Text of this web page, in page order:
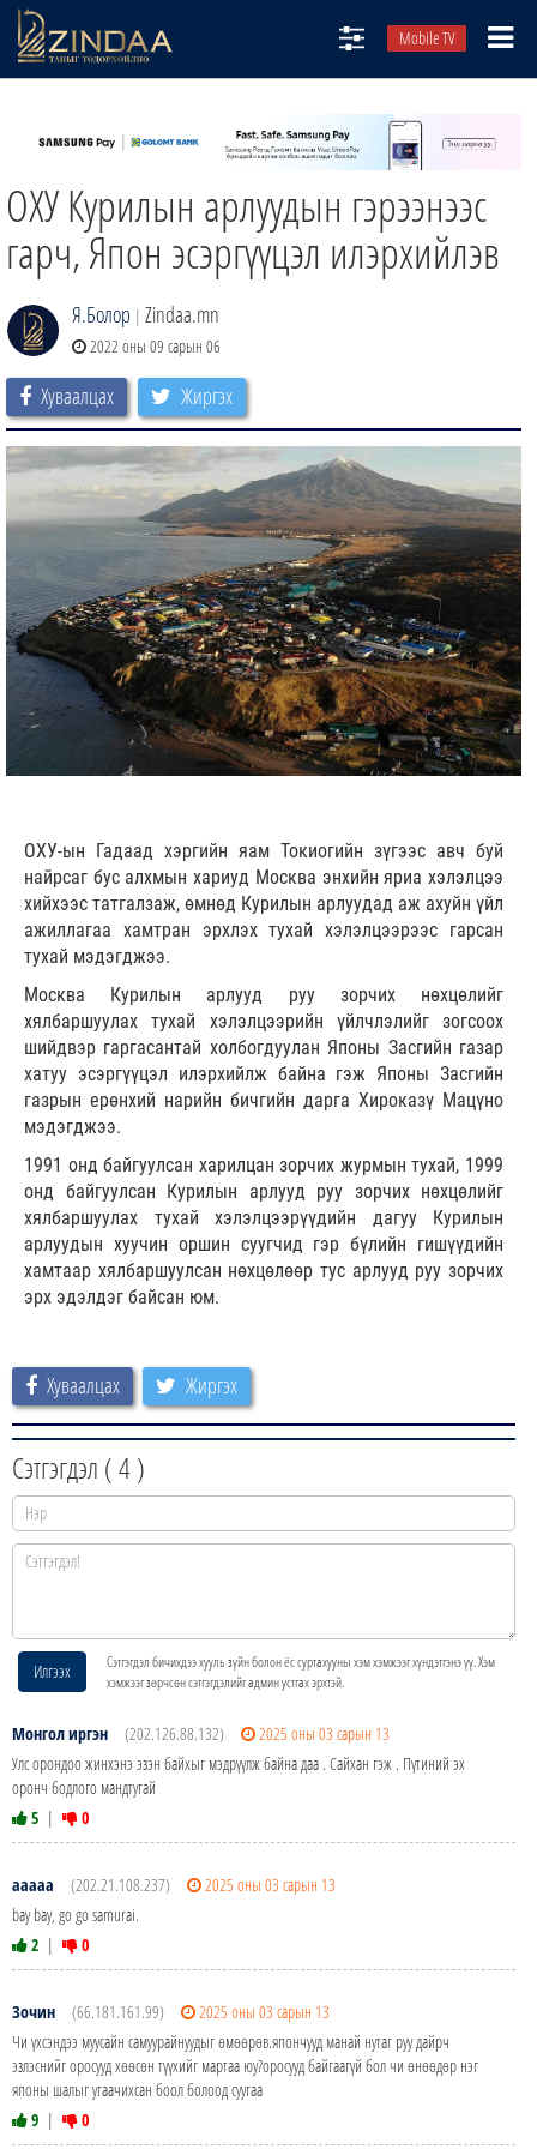
Mobile TV
ТВ8
ӨГЛӨӨНИЙ СОНИН
АУДИО ЗОХИОЛ
ЗИНДАА СЭТГҮҮЛ
ОХУ Курилын арлуудын гэрээнээс
гарч, Япон эсэргүүцэл илэрхийлэв
Я.Болор | Zindaa.mn
2022 оны 09 сарын 06
Хуваалцах Жиргэх
ОХУ-ын Гадаад хэргийн яам Токиогийн зүгээс авч буй
найрсаг бус алхмын хариуд Москва энхийн яриа хэлэлцээ
хийхээс татгалзаж, өмнөд Курилын арлуудад аж ахуйн үйл
ажиллагаа хамтран эрхлэх тухай хэлэлцээрээс гарсан
тухай мэдэгджээ.
Москва Курилын арлууд руу зорчих нөхцөлийг
хялбаршуулах тухай хэлэлцээрийн үйлчлэлийг зогсоох
шийдвэр гаргасантай холбогдуулан Японы Засгийн газар
хатуу эсэргүүцэл илэрхийлж байна гэж Японы Засгийн
газрын ерөнхий нарийн бичгийн дарга Хироказү Мацүно
мэдэгджээ.
1991 онд байгуулсан харилцан зорчих журмын тухай, 1999
онд байгуулсан Курилын арлууд руу зорчих нөхцөлийг
хялбаршуулах тухай хэлэлцээрүүдийн дагуу Курилын
арлуудын хуучин оршин суугчид гэр бүлийн гишүүдийн
хамтаар хялбаршуулсан нөхцөлөөр тус арлууд руу зорчих
эрх эдэлдэг байсан юм.
Хуваалцах Жиргэх
Сэтгэгдэл (4)
Илгээх
Сэтгэгдэл бичихдээ хууль зүйн болон ёс суртахууны хэм хэмжээг хүндэтгэнэ үү. Хэм
хэмжээг зөрчсөн сэтгэгдэлийг админ устгах эрхтэй.
Монгол иргэн (202.126.88.132)
2025 оны 03 сарын 13
Улс орондоо жинхэнэ эзэн байхыг мэдрүүлж байна даа . Сайхан гэж . Пүтиний эх
оронч бодлого мандтугай
5 | 0
aaaaa (202.21.108.237)
2025 оны 03 сарын 13
bay bay, go go samurai.
2 | 0
Зочин (66.181.161.99)
2025 оны 03 сарын 13
Чи үхсэндээ муусайн самуурайнуудыг өмөөрөв.япончууд манай нутаг руу дайрч
эзлэснийг оросууд хөөсөн түүхийг мартаа юу?оросууд байгаагүй бол чи өнөөдөр нэг
японы шалыг угаачихсан боол болоод суугаа
9 | 0